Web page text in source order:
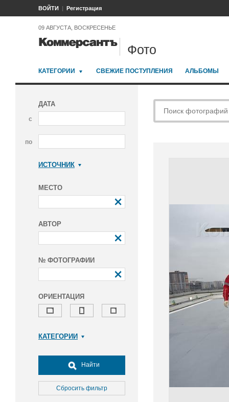
ВОЙТИ Регистрация
09 АВГУСТА, ВОСКРЕСЕНЬЕ
Фото
КАТЕГОРИИ СВЕЖИЕ ПОСТУПЛЕНИЯ АЛЬБОМЫ
ДАТА
с
по
ИСТОЧНИК
МЕСТО
АВТОР
№ ФОТОГРАФИИ
ОРИЕНТАЦИЯ
КАТЕГОРИИ
Досуг, туризм и отдых
Культура
Медицина
Найти
Сбросить фильтр